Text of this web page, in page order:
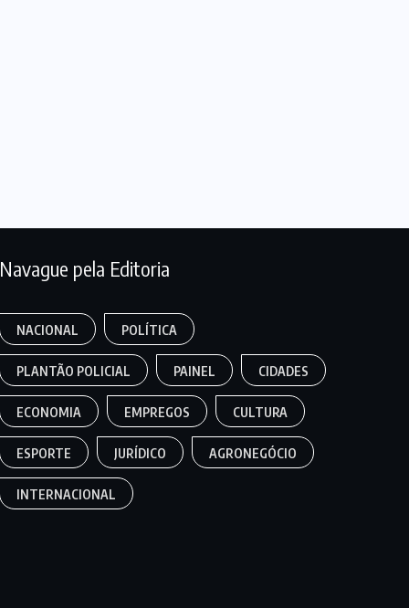
Navague pela Editoria
NACIONAL POLÍTICA
PLANTÃO POLICIAL PAINEL CIDADES
ECONOMIA EMPREGOS CULTURA
ESPORTE JURÍDICO AGRONEGÓCIO
INTERNACIONAL